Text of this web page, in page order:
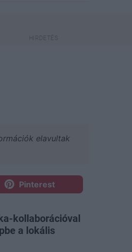
elavultak
Pinterest
kollaborációval
a lokális